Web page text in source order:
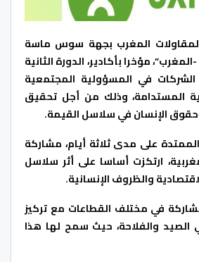
لمقاولات المغرب بجهة سوس ماسة
مؤخرا بأكادير، الدورة الثانية
الشركات في المسؤولية المجتمعية
المستدامة، وذلك من أجل تحقيق
وحقوق الإنسان في سلاسل القيمة.
على مدى ثلاثة أيام، مشاركة
شركة مغربية، ارتكزت أساسا على أثر سلاسل
والظروف الإنسانية.
في مختلف القطاعات مع تركيز
الصيد والفلاحة، حيث سمح لها هذا